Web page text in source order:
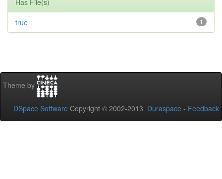
Has File(s)
1
true
Theme by
DSpace Software Copyright © 2002-2013 Duraspace - Feedback